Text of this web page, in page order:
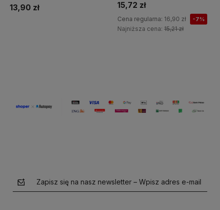
13,90 zł 15,72 zł
Cena regularna: 16,90 zł -7%
Najniższa cena: 15,21 zł
Zapisz się na nasz newsletter – Wpisz adres e-mail